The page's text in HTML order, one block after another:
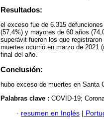
Resultados:
el exceso fue de 6.315
(57,4%) y mayores de 60 años
superávit fueron los que
muertes ocurrió en marzo de 2021
final del año.
Conclusión:
hubo exceso de muertes en Santa
Palabras clave : COVID-19;
· resumen en Inglés